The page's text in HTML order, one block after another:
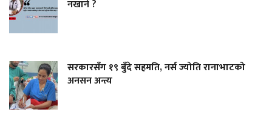
नखाने ?
सरकारसँग १९ बुँदे सहमति, नर्स ज्योति रानाभाटको
अनसन अन्त्य